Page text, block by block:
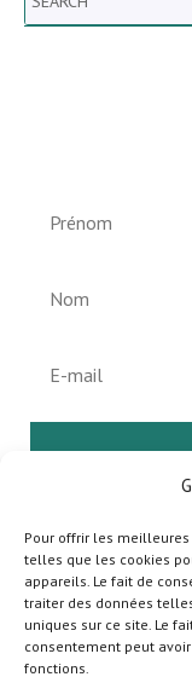
Pour offrir les
telles que les cookies
appareils. Le fait de
traiter des données
uniques sur ce site. Le
consentement peut
fonctions.